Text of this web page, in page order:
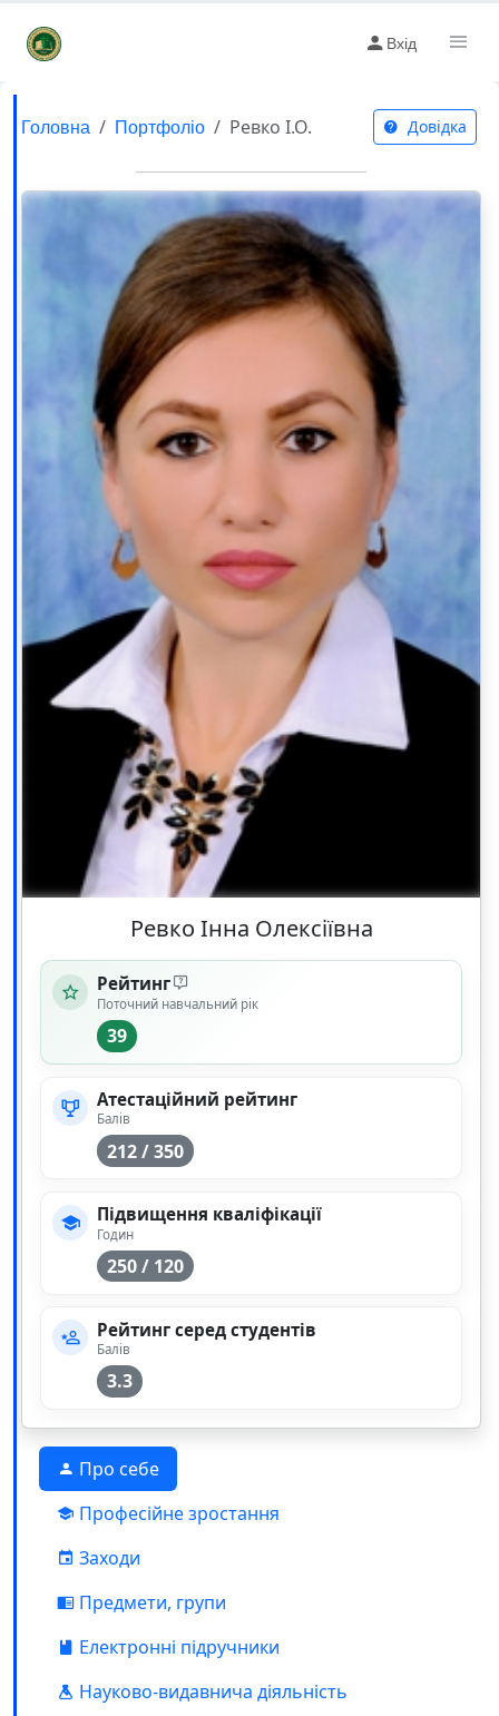
Вхід
Головна Портфоліо Ревко І.О. Довідка
Ревко Інна Олексіївна
Рейтинг
Поточний навчальний рік
39
Атестаційний рейтинг
Балів
212 / 350
Підвищення кваліфікації
Годин
250 / 120
Рейтинг серед студентів
Балів
3.3
Про себе
Професійне зростання
Заходи
Предмети, групи
Електронні підручники
Науково-видавнича діяльність